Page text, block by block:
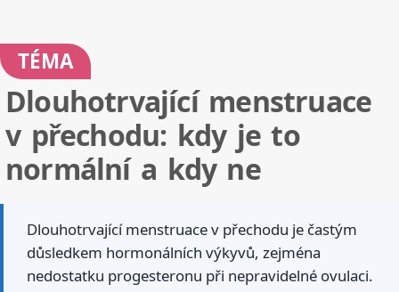
TÉMA
Dlouhotrvající menstruace
v přechodu: kdy je to
normální a kdy ne
Dlouhotrvající menstruace v přechodu je častým
důsledkem hormonálních výkyvů, zejména
nedostatku progesteronu při nepravidelné ovulaci.